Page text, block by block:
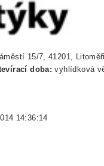
15/7, 41201,
doba: vyhlídková
14:36:14